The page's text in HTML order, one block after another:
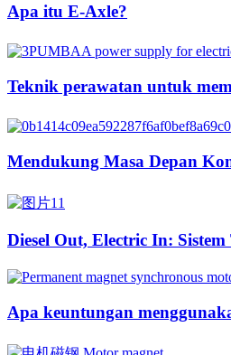
Apa itu E-Axle?
Teknik perawatan untuk
Mendukung Masa Depan
Diesel Out, Electric In:
Apa keuntungan